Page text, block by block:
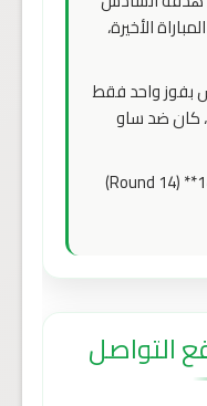
الأخيرة،
بفوز واحد فقط
كان ضد ساو
تُقام المباراة في **الجولة 14** (Round 14)
التواصل